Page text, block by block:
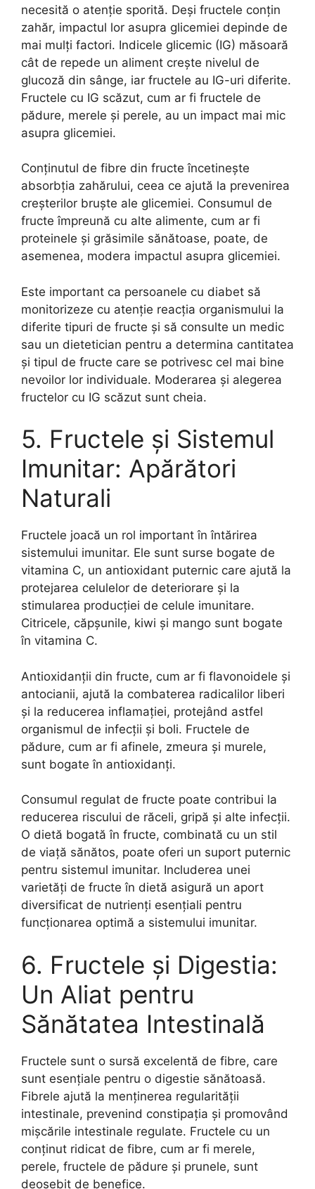
necesită o atenție sporită. Deși fructele conțin
zahăr, impactul lor asupra glicemiei depinde de
mai mulți factori. Indicele glicemic (IG) măsoară
cât de repede un aliment crește nivelul de
glucoză din sânge, iar fructele au IG-uri diferite.
Fructele cu IG scăzut, cum ar fi fructele de
pădure, merele și perele, au un impact mai mic
asupra glicemiei.
Conținutul de fibre din fructe încetinește
absorbția zahărului, ceea ce ajută la prevenirea
creșterilor bruște ale glicemiei. Consumul de
fructe împreună cu alte alimente, cum ar fi
proteinele și grăsimile sănătoase, poate, de
asemenea, modera impactul asupra glicemiei.
Este important ca persoanele cu diabet să
monitorizeze cu atenție reacția organismului la
diferite tipuri de fructe și să consulte un medic
sau un dietetician pentru a determina cantitatea
și tipul de fructe care se potrivesc cel mai bine
nevoilor lor individuale. Moderarea și alegerea
fructelor cu IG scăzut sunt cheia.
5. Fructele și Sistemul
Imunitar: Apărători
Naturali
Fructele joacă un rol important în întărirea
sistemului imunitar. Ele sunt surse bogate de
vitamina C, un antioxidant puternic care ajută la
protejarea celulelor de deteriorare și la
stimularea producției de celule imunitare.
Citricele, căpșunile, kiwi și mango sunt bogate
în vitamina C.
Antioxidanții din fructe, cum ar fi flavonoidele și
antocianii, ajută la combaterea radicalilor liberi
și la reducerea inflamației, protejând astfel
organismul de infecții și boli. Fructele de
pădure, cum ar fi afinele, zmeura și murele,
sunt bogate în antioxidanți.
Consumul regulat de fructe poate contribui la
reducerea riscului de răceli, gripă și alte infecții.
O dietă bogată în fructe, combinată cu un stil
de viață sănătos, poate oferi un suport puternic
pentru sistemul imunitar. Includerea unei
varietăți de fructe în dietă asigură un aport
diversificat de nutrienți esențiali pentru
funcționarea optimă a sistemului imunitar.
6. Fructele și Digestia:
Un Aliat pentru
Sănătatea Intestinală
Fructele sunt o sursă excelentă de fibre, care
sunt esențiale pentru o digestie sănătoasă.
Fibrele ajută la menținerea regularității
intestinale, prevenind constipația și promovând
mișcările intestinale regulate. Fructele cu un
conținut ridicat de fibre, cum ar fi merele,
perele, fructele de pădure și prunele, sunt
deosebit de benefice.